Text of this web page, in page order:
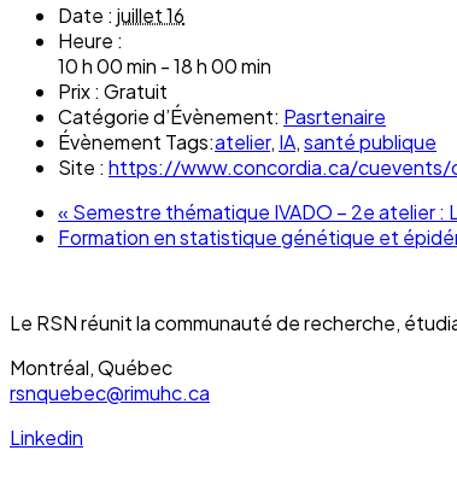
Date : juillet 16
Heure :
10 h 00 min - 18 h 00 min
Prix : Gratuit
Catégorie d’Évènement: Pasrtenaire
Évènement Tags:atelier, IA,santé publique
Site : https://www.concordia.ca/
« Semestre thématique IVADO – 2e atelier :
Formation en statistique génétique et
Le RSNréunit la communauté de recherche,
Montréal, Québec
rsnquebec@rimuhc.ca
Linkedin